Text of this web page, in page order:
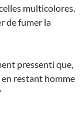
multicolores,
de fumer la
pressenti que,
restant homme